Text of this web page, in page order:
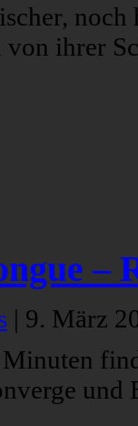
noch
ihrer
–
| 9. März
und